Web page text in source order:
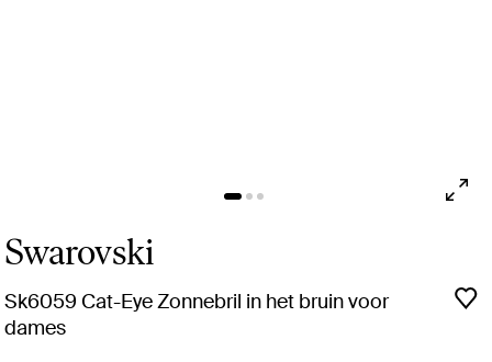
Swarovski
Sk6059 Cat-Eye Zonnebril in het bruin voor
dames